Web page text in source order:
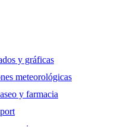
y gráficas
meteorológicas
y farmacia